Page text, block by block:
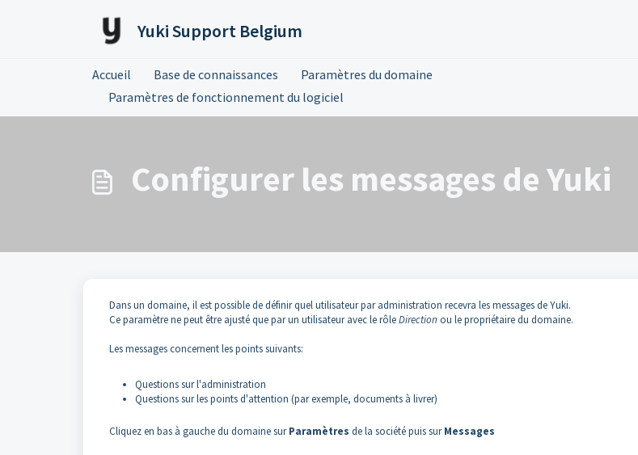
Yuki Support Belgium
Accueil Base de connaissances
Paramètres du domaine
Paramètres de fonctionnement du logiciel
Configurer les messages de Yuki
Dans un domaine, il est possible de définir quel utilisateur par administration recevra les messages de Yuki.
Ce paramètre ne peut être ajusté que par un utilisateur avec le rôleDirection ou le propriétaire du domaine.
Les messages concernent les points suivants:
Questions sur l'administration
Questions sur les points d'attention (par exemple, documents à livrer)
Cliquez en bas à gauche du domaine surParamètres de la société puis surMessages